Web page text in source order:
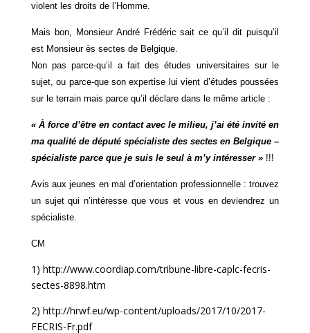
violent les droits de l’Homme.
Mais bon, Monsieur André Frédéric sait ce qu’il dit puisqu’il
est Monsieur ès sectes de Belgique.
Non pas parce-qu’il a fait des études universitaires sur le
sujet, ou parce-que son expertise lui vient d’études poussées
sur le terrain mais parce qu’il déclare dans le même article :
« À force d’être en contact avec le milieu, j’ai été invité en
ma qualité de député spécialiste des sectes en Belgique –
spécialiste parce que je suis le seul à m’y intéresser »!!!
Avis aux jeunes en mal d’orientation professionnelle : trouvez
un sujet qui n’intéresse que vous et vous en deviendrez un
spécialiste.
CM
1) http://www.coordiap.com/tribune-libre-caplc-fecris-
sectes-8898.htm
2) http://hrwf.eu/wp-content/uploads/2017/10/2017-
FECRIS-Fr.pdf